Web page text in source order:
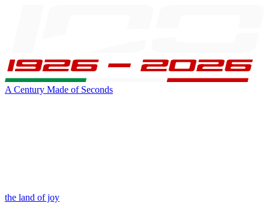
A Century Made of Seconds
the land of joy